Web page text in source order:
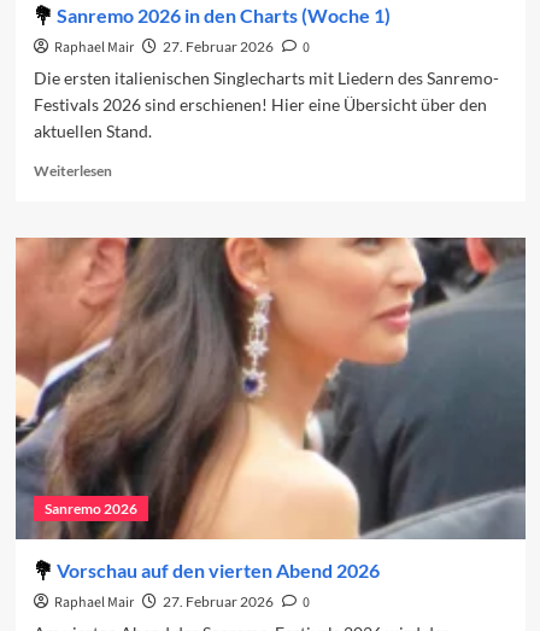
Sanremo 2026 in den Charts (Woche 1)
Raphael Mair 27. Februar 2026
0
Die ersten italienischen Singlecharts mit Liedern des Sanremo-
Festivals 2026 sind erschienen! Hier eine Übersicht über den
aktuellen Stand.
WeiterlesenRead
Sanremo
2026
in
den
Charts
(Woche
1)
Sanremo 2026
Vorschau auf den vierten Abend 2026
Raphael Mair 27. Februar 2026
0